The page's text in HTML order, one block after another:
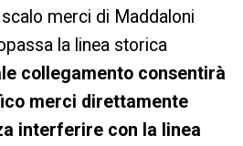
merci di Maddaloni
la linea storica
collegamento consentirà
merci direttamente
interferire con la linea